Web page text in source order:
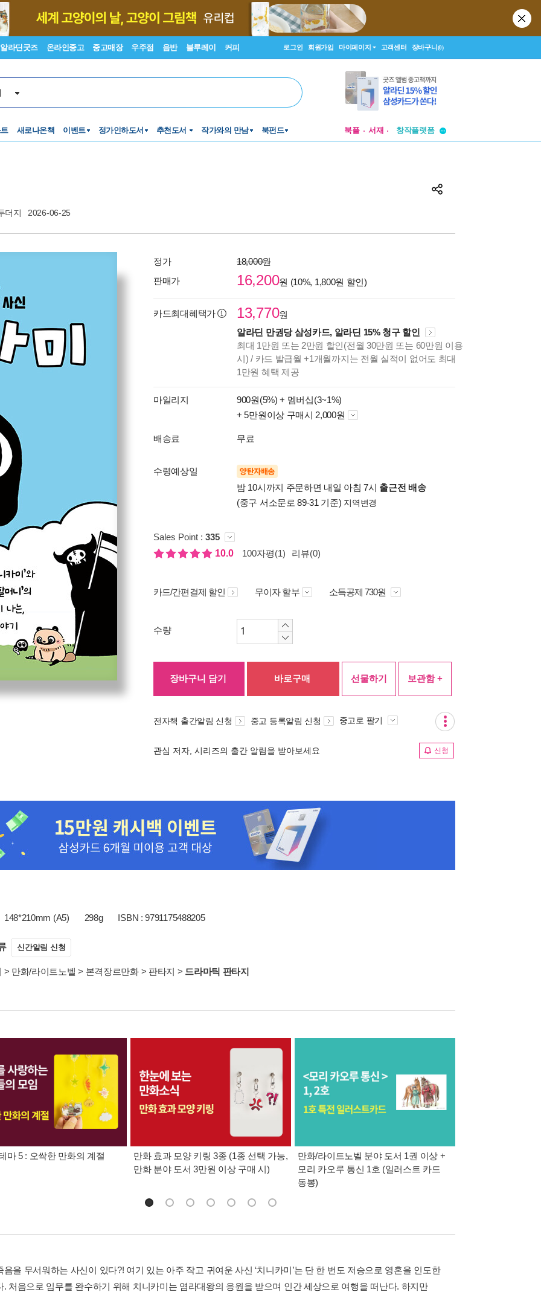
알라딘굿즈 온라인중고 중고매장 우주점 음반 블루레이 커피 로그인 회원가입 마이페이지 고객센터 장바구니(0)
새로나온책 이벤트 정가인하도서 추천도서 작가와의 만남 북펀드 북플 서재
창작플랫폼
더지 2026-06-25
정가
18,000원
판매가
16,200원 (10%, 1,800원 할인)
카드최대혜택가 13,770원
알라딘 만권당 삼성카드, 알라딘 15% 청구 할인
최대 1만원 또는 2만원 할인(전월 30만원 또는 60만원 이용
시) / 카드 발급월 +1개월까지는 전월 실적이 없어도 최대
1만원 혜택 제공
마일리지 900원(5%) + 멤버십(3~1%)
+ 5만원이상 구매시 2,000원
배송료 무료
수령예상일 양탄자배송
밤 10시까지 주문하면 내일 아침 7시 출근전 배송
(중구 서소문로 89-31 기준) 지역변경
Sales Point : 335
10.0
100자평(1) 리뷰(0)
카드/간편결제 할인 무이자 할부 소득공제 730원
수량
장바구니 담기 바로구매 선물하기 보관함 +
전자책 출간알림 신청 중고 등록알림 신청 중고로 팔기
관심 저자, 시리즈의 출간 알림을 받아보세요 신청
148*210mm (A5) 298g ISBN : 9791175488205
신간알림 신청
> 만화/라이트노벨 > 본격장르만화> 판타지 > 드라마틱 판타지
마 5 : 오싹한 만화의 계절
만화 효과 모양 키링 3종 (1종 선택 가능,
만화 분야 도서 3만원 이상 구매 시)
만화/라이트노벨 분야 도서 1권 이상 +
모리 카오루 통신 1호 (일러스트 카드
동봉)
음을 무서워하는 사신이 있다?! 여기 있는 아주 작고 귀여운 사신 ‘치니카미’는 단 한 번도 저승으로 영혼을 인도한
. 처음으로 임무를 완수하기 위해 치니카미는 염라대왕의 응원을 받으며 인간 세상으로 여행을 떠난다. 하지만